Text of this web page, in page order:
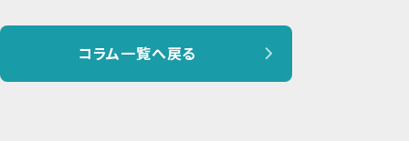
コラム一覧へ戻る